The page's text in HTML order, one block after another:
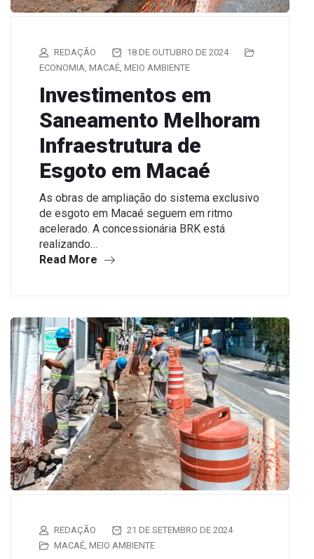
REDAÇÃO
18 DE OUTUBRO DE 2024
ECONOMIA, MACAÉ, MEIO AMBIENTE
Investimentos em
Saneamento Melhoram
Infraestrutura de
Esgoto em Macaé
As obras de ampliação do sistema exclusivo
de esgoto em Macaé seguem em ritmo
acelerado. A concessionária BRK está
realizando…
Read More
REDAÇÃO
21 DE SETEMBRO DE 2024
MACAÉ MEIO AMBIENTE